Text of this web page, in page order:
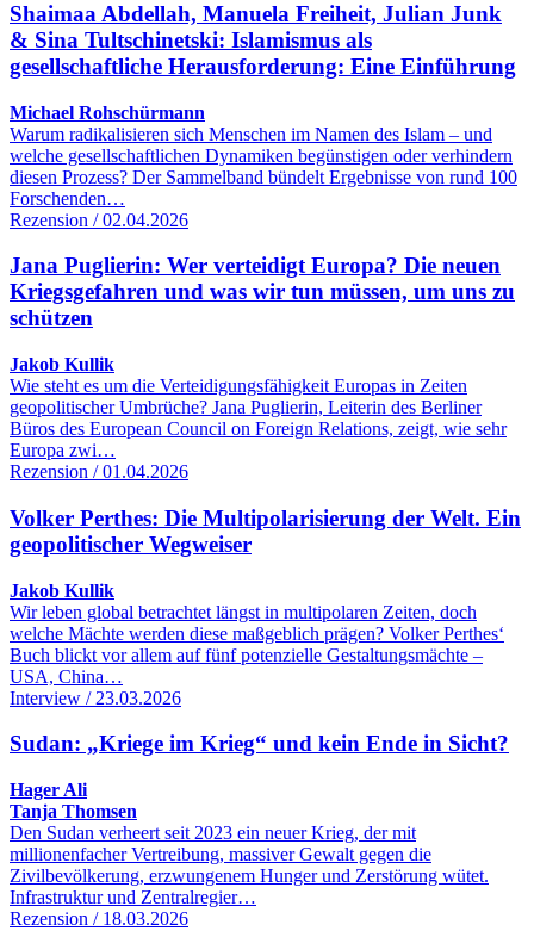
Shaimaa Abdellah, Manuela Freiheit, Julian Junk
& Sina Tultschinetski: Islamismus als
gesellschaftliche Herausforderung: Eine Einführung
Michael Rohschürmann
Warum radikalisieren sich Menschen im Namen des Islam – und
welche gesellschaftlichen Dynamiken begünstigen oder verhindern
diesen Prozess? Der Sammelband bündelt Ergebnisse von rund 100
Forschenden…
Rezension / 02.04.2026
Jana Puglierin: Wer verteidigt Europa? Die neuen
Kriegsgefahren und was wir tun müssen, um uns zu
schützen
Jakob Kullik
Wie steht es um die Verteidigungsfähigkeit Europas in Zeiten
geopolitischer Umbrüche? Jana Puglierin, Leiterin des Berliner
Büros des European Council on Foreign Relations, zeigt, wie sehr
Europa zwi…
Rezension / 01.04.2026
Volker Perthes: Die Multipolarisierung der Welt. Ein
geopolitischer Wegweiser
Jakob Kullik
Wir leben global betrachtet längst in multipolaren Zeiten, doch
welche Mächte werden diese maßgeblich prägen? Volker Perthes‘
Buch blickt vor allem auf fünf potenzielle Gestaltungsmächte –
USA, China…
Interview / 23.03.2026
Sudan: „Kriege im Krieg“ und kein Ende in Sicht?
Hager Ali
Tanja Thomsen
Den Sudan verheert seit 2023 ein neuer Krieg, der mit
millionenfacher Vertreibung, massiver Gewalt gegen die
Zivilbevölkerung, erzwungenem Hunger und Zerstörung wütet.
Infrastruktur und Zentralregier…
Rezension / 18.03.2026